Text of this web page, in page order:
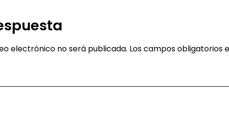
electrónico no será publicada. Los campos obligatorios